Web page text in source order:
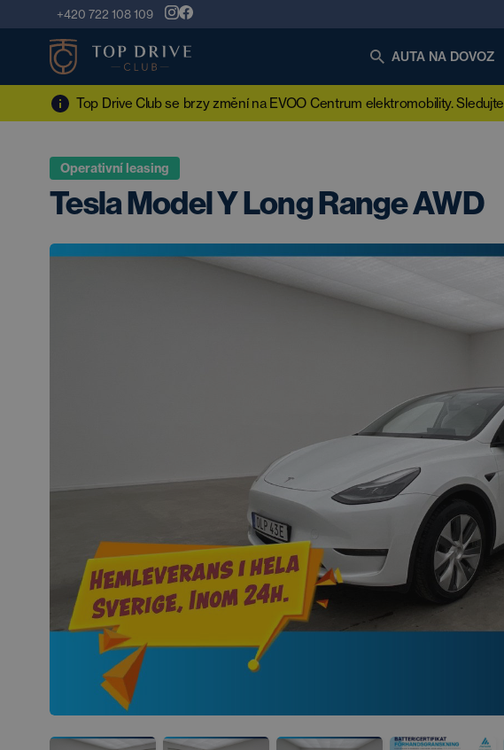
+420 722 108 109
AUTA NA DOVOZ
Top Drive Club se brzy změní na EVOO Centrum elektromobility. Sledujte
Operativní leasing
Tesla Model Y Long Range AWD